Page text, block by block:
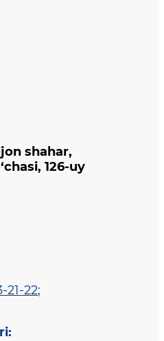
shahar,
126-uy
21-22;
: